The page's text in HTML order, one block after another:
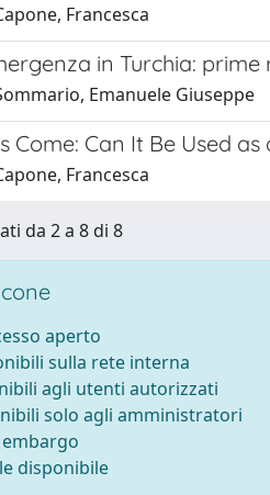
Francesca
in Turchia:
Emanuele Giuseppe
Come: Can It Be Used
Francesca
da 2 a 8 di 8
aperto
sulla rete interna
agli utenti autorizzati
solo agli amministratori
disponibile